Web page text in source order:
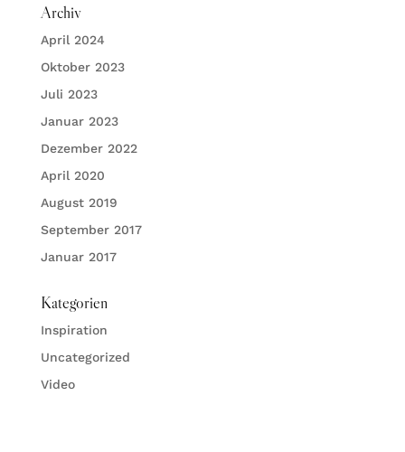
Archiv
April 2024
Oktober 2023
Juli 2023
Januar 2023
Dezember 2022
April 2020
August 2019
September 2017
Januar 2017
Kategorien
Inspiration
Uncategorized
Video